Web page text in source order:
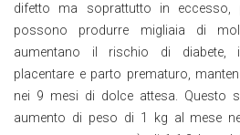
difetto ma soprattutto in eccesso,
possono produrre migliaia di
aumentano il rischio di diabete,
placentare e parto prematuro,
nei 9 mesi di dolce attesa. Questo
aumento di peso di 1 kg al mese